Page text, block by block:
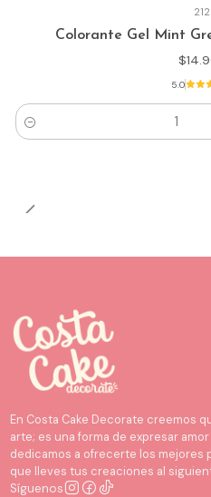
212|
Colorante Gel Mint
5.0
Cantidad
En Costa Cake Decorate creemos
arte; es una forma de expresar
dedicamos a ofrecerte los mejores
que lleves tus creaciones al
Síguenos